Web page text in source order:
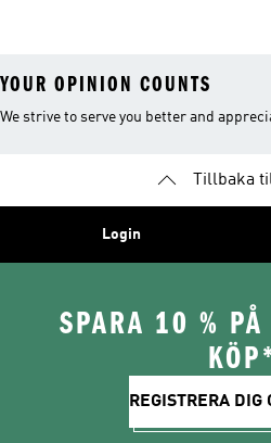
YOUR OPINION COUNTS
We strive to serve you better and
Tillbaka
Login
SPARA 10 %
REGISTRERA DIG